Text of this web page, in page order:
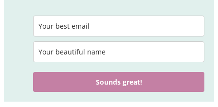
Sounds great!